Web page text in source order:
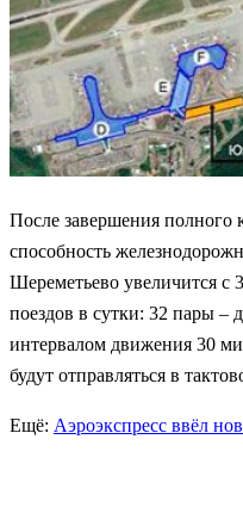
После завершения полного
способность
Шереметьево увеличится с
поездов в сутки: 32 пары
интервалом движения 30
будут отправляться в
Ещё: Аэроэкспресс ввёл